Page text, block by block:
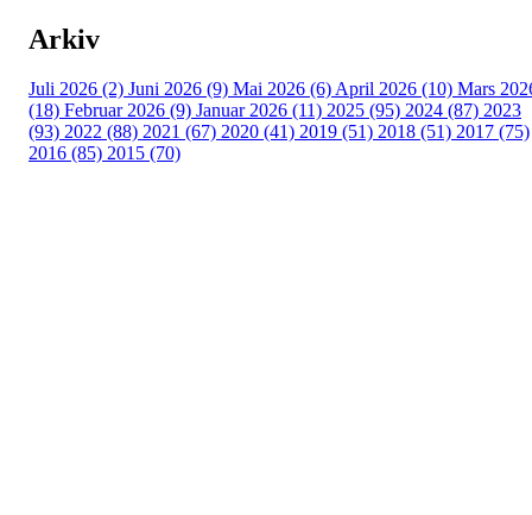
Arkiv
Juli 2026 (2) Juni 2026 (9) Mai 2026 (6)April 2026 (10) Mars
(18) Februar 2026 (9) Januar 2026 (11) 2025 (95) 2024 (87) 2023
(93) 2022 (88) 2021 (67) 2020 (41) 2019 (51) 2018 (51) 2017 (75)
2016 (85) 2015 (70)